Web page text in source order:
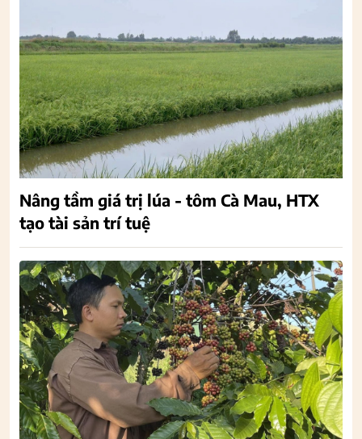
Nâng tầm giá trị lúa - tôm Cà Mau, HTX
tạo tài sản trí tuệ